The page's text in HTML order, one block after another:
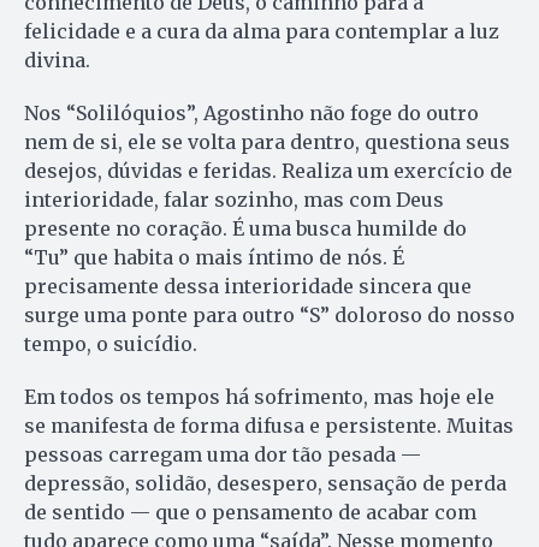
felicidade e a cura da alma para contemplar a luz
divina.
Nos “Solilóquios”, Agostinho não foge do outro
nem de si, ele se volta para dentro, questiona seus
desejos, dúvidas e feridas. Realiza um exercício de
interioridade, falar sozinho, mas com Deus
presente no coração. É uma busca humilde do
“Tu” que habita o mais íntimo de nós. É
precisamente dessa interioridade sincera que
surge uma ponte para outro “S” doloroso do nosso
tempo, o suicídio.
Em todos os tempos há sofrimento, mas hoje ele
se manifesta de forma difusa e persistente. Muitas
pessoas carregam uma dor tão pesada —
depressão, solidão, desespero, sensação de perda
de sentido — que o pensamento de acabar com
tudo aparece como uma “saída”. Nesse momento